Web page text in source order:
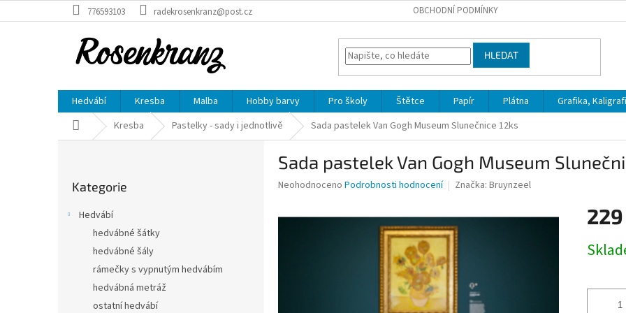
na
776593103 radekrosenkranz@post.cz OBCHODNÍ PODMÍNKY
HLEDAT
Hedvábí Kresba Malba Hobby barvy Pro školy Štětce Papír Plátna Grafika,
Domů Kresba Pastelky - sady i jednotlivě Sada pastelek Van Gogh Museum Slunečnice 12ks
kategorie
Kategorie
Hedvábí
hedvábné šátky
hedvábné šály
rámečky s vypnutým hedvábím
hedvábná metráž
ostatní hedvábí
Sada pastelek Van Gogh Museum
Průměrné
Neohodnoceno Podrobnosti hodnocení Značka: Bruynzeel
cena: